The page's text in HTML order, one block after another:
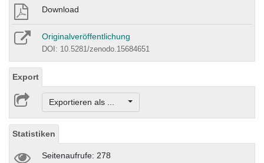
Download
Originalveröffentlichung
DOI: 10.5281/zenodo.15684651
Export
Exportieren als ...
Statistiken
Seitenaufrufe: 278